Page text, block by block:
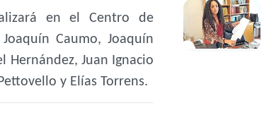
en el Centro de
Caumo, Joaquín
Hernández, Juan Ignacio
y Elías Torrens.